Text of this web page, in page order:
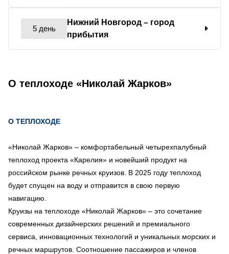
5 день
Нижний Новгород – город
прибытия
О теплоходе «Николай Жарков»
О ТЕПЛОХОДЕ
«Николай Жарков» – комфортабельный четырехпалубный
теплоход проекта «Карелия» и новейший продукт на
российском рынке речных круизов. В 2025 году теплоход
будет спущен на воду и отправится в свою первую
навигацию.
Круизы на теплоходе «Николай Жарков» – это сочетание
современных дизайнерских решений и премиального
сервиса, инновационных технологий и уникальных морских и
речных маршрутов. Соотношение пассажиров и членов